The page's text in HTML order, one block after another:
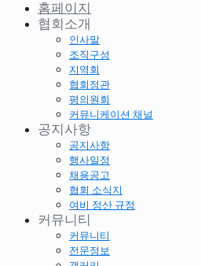
홈페이지
협회소개
인사말
조직구성
지역회
협회정관
평의원회
커뮤니케이션 채널
공지사항
공지사항
행사일정
채용공고
협회 소식지
여비 정산 규정
커뮤니티
커뮤니티
전문정보